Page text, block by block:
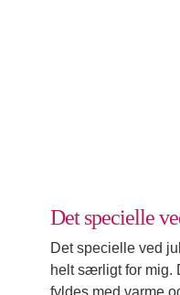
Det specielle
Det specielle ved
helt særligt for mig.
fyldes med varme